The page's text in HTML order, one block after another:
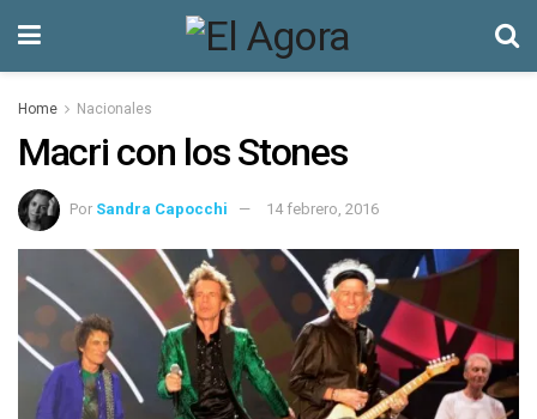
Home Nacionales
Macri con los Stones
Por Sandra Capocchi 14 febrero, 2016